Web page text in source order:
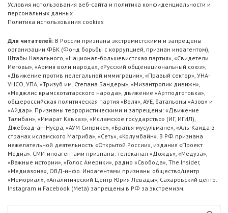
Условия использования веб-сайта и политика конфиденциальности и
персональных данных
Политика использования cookies
Для читателей: В России признаны экстремистскими и запрещены
организации ФБК (Фонд борьбы с коррупцией, признан иноагентом),
Штабы Навального, «Национал-большевистская партия», «Свидетели
Иеговы», «Армия воли народа», «Русский общенациональный союз»,
«Движение против нелегальной иммиграции», «Правый сектор», УНА-
УНСО, УПА, «Тризуб им. Степана Бандеры», «Мизантропик дивижн»,
«Меджлис крымскотатарского народа», движение «Артподготовка»,
общероссийская политическая партия «Воля», АУЕ, батальоны «Азов» и
«Айдар». Признаны террористическими и запрещены: «Движение
Талибан», «Имарат Кавказ», «Исламское государство» (ИГ, ИГИЛ),
Джебхад-ан-Нусра, «АУМ Синрике», «Братья-мусульмане», «Аль-Каида в
странах исламского Магриба», «Сеть», «Колумбайн». В РФ признана
нежелательной деятельность «Открытой России», издания «Проект
Медиа». СМИ-иноагентами признаны: телеканал «Дождь», «Медуза»,
«Важные истории», «Голос Америки», радио «Свобода», The Insider,
«Медиазона», ОВД-инфо. Иноагентами признаны общество/центр
«Мемориал», «Аналитический Центр Юрия Левады», Сахаровский центр.
Instagram и Facebook (Metа) запрещены в РФ за экстремизм.